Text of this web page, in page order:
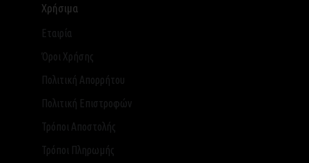
Χρήσιμα
Εταιρία
Όροι Χρήσης
Πολιτική Απορρήτου
Πολιτική Επιστροφών
Τρόποι Αποστολής
Τρόποι Πληρωμής